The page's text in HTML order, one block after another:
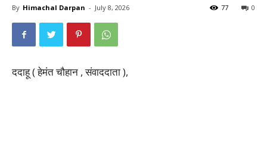
By Himachal Darpan - July 8, 2026 0
77
ददाहू ( हेमंत चौहान , संवाददाता ),